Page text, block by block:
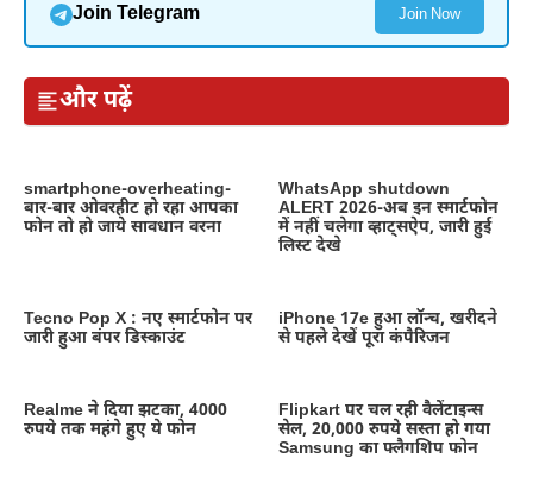
Join Telegram Join Now
और पढ़ें
smartphone-overheating-
बार-बार ओवरहीट हो रहा आपका
फोन तो हो जाये सावधान वरना
WhatsApp shutdown
ALERT 2026-अब इन स्मार्टफोन
में नहीं चलेगा व्हाट्सऐप, जारी हुई
लिस्ट देखे
Tecno Pop X : नए स्मार्टफोन पर
जारी हुआ बंपर डिस्काउंट
iPhone 17e हुआ लॉन्च, खरीदने
से पहले देखें पूरा कंपैरिजन
Realme ने दिया झटका, 4000
रुपये तक महंगे हुए ये फोन
Flipkart पर चल रही वैलेंटाइन्स
सेल, 20,000 रुपये सस्ता हो गया
Samsung का फ्लैगशिप फोन